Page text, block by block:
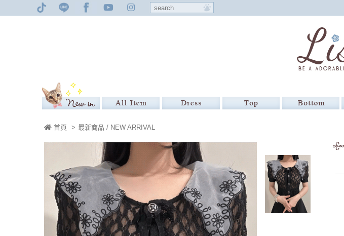
首頁 > 最新商品 / NEW ARRIVAL